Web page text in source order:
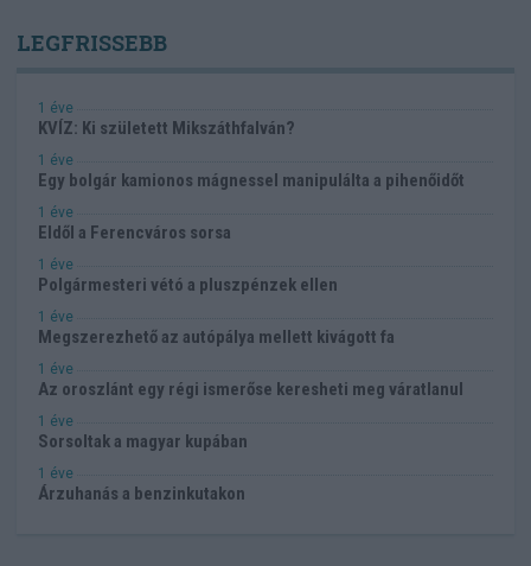
LEGFRISSEBB
1 éve
KVÍZ: Ki született Mikszáthfalván?
1 éve
Egy bolgár kamionos mágnessel manipulálta a pihenőidőt
1 éve
Eldől a Ferencváros sorsa
1 éve
Polgármesteri vétó a pluszpénzek ellen
1 éve
Megszerezhető az autópálya mellett kivágott fa
1 éve
Az oroszlánt egy régi ismerőse keresheti meg váratlanul
1 éve
Sorsoltak a magyar kupában
1 éve
Árzuhanás a benzinkutakon